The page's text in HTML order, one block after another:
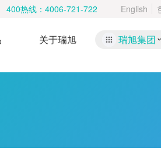
400热线： 4006-721-722 English
关于瑞旭 瑞旭集团